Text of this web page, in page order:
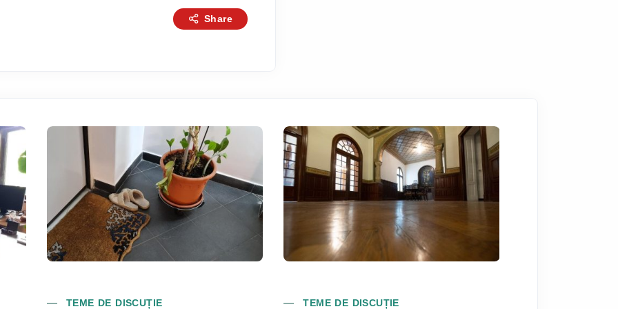
Share
TEME DE DISCUȚIE TEME DE DISCUȚIE